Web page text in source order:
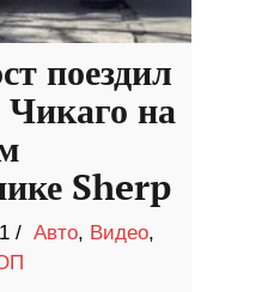
поездил
на
Sherp
/ Авто, Видео,